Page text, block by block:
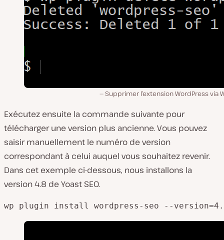
Supprimer l’extension WordPress via
Exécutez ensuite la commande suivante pour
télécharger une version plus ancienne. Vous pouvez
saisir manuellement le numéro de version
correspondant à celui auquel vous souhaitez revenir.
Dans cet exemple ci-dessous, nous installons la
version 4.8 de Yoast SEO.
wp plugin install wordpress-seo --